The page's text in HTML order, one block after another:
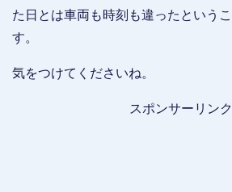
た日とは車両も時刻も違ったという
す。
気をつけてくださいね。
スポンサーリンク